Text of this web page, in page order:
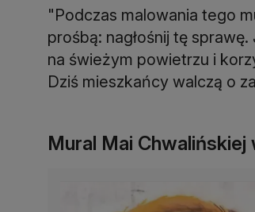
"Podczas malowania tego
prośbą: nagłośnij tę
na świeżym powietrzu i
Dziś mieszkańcy walczą o
Mural Mai